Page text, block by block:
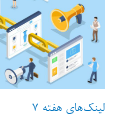
لینک‌های هفته 7